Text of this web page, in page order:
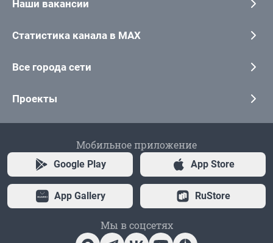
Наши вакансии
Статистика канала в MAX
Все города сети
Проекты
Мобильное приложение
Google Play App Store
App Gallery RuStore
Мы в соцсетях